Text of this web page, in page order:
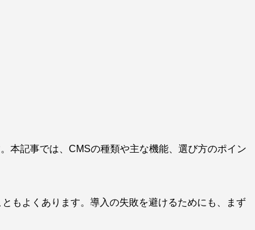
本記事では、CMSの種類や主な機能、選び方のポイン
もよくあります。導入の失敗を避けるためにも、まず